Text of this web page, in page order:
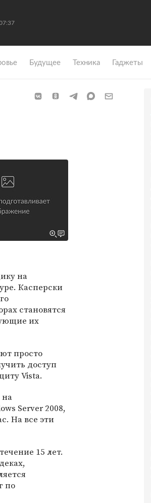
Будущее Техника Гаджеты
на
Касперски
становятся
их
просто
доступ
Vista.
на
Server 2008,
На все эти
15 лет.
по